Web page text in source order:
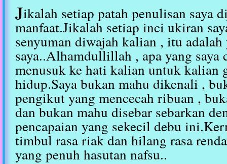
Jikalah setiap patah penulisan saya
manfaat.Jikalah setiap inci ukiran
senyuman diwajah kalian , itu
saya..Alhamdullillah , apa yang saya
menusuk ke hati kalian untuk kalian
hidup.Saya bukan mahu dikenali ,
pengikut yang mencecah ribuan ,
dan bukan mahu disebar sebarkan
pencapaian yang sekecil debu
timbul rasa riak dan hilang rasa
yang penuh hasutan nafsu..